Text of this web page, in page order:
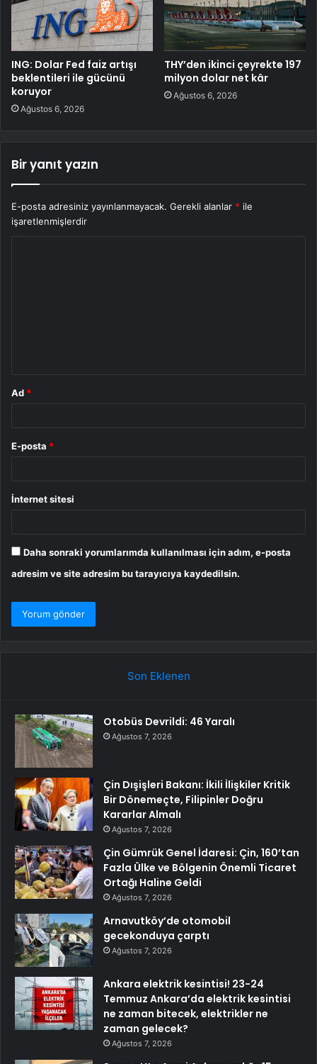
ING: Dolar Fed faiz artışı
beklentileri ile gücünü
koruyor
Ağustos 6, 2026
THY’den ikinci çeyrekte 197
milyon dolar net kâr
Ağustos 6, 2026
Bir yanıt yazın
E-posta adresiniz yayınlanmayacak. Gerekli alanlar * ile
işaretlenmişlerdir
Ad *
E-posta *
İnternet sitesi
Daha sonraki yorumlarımda kullanılması için adım, e-posta
adresim ve site adresim bu tarayıcıya kaydedilsin.
Son Eklenen
Otobüs Devrildi: 46 Yaralı
Ağustos 7, 2026
Çin Dışişleri Bakanı: İkili İlişkiler Kritik
Bir Dönemeçte, Filipinler Doğru
Kararlar Almalı
Ağustos 7, 2026
Çin Gümrük Genel İdaresi: Çin, 160’tan
Fazla Ülke ve Bölgenin Önemli Ticaret
Ortağı Haline Geldi
Ağustos 7, 2026
Arnavutköy’de otomobil
gecekonduya çarptı
Ağustos 7, 2026
Ankara elektrik kesintisi! 23-24
Temmuz Ankara’da elektrik kesintisi
ne zaman bitecek, elektrikler ne
zaman gelecek?
Ağustos 7, 2026